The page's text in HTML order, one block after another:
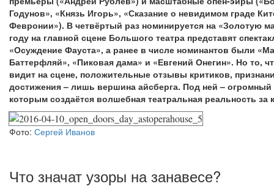
Годунов», «Князь Игорь», «Сказание о невидимом граде
Февронии»). В четвёртый раз номинируется на «Золотую
году на главной сцене Большого театра представят
«Осуждение Фауста», а ранее в числе номинантов были
Баттерфляй», «Пиковая дама» и «Евгений Онегин». Но то,
видит на сцене, положительные отзывы критиков,
достижения – лишь вершина айсберга. Под ней – огромный
которым создаётся волшебная театральная реальность за
Фото: Сергей Иванов
Что значат узоры на занавесе?